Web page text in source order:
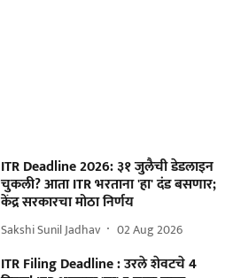
ITR Deadline 2026: ३१ जुलैची डेडलाइन
चुकली? आता ITR भरताना 'हा' दंड बसणार;
केंद्र सरकारचा मोठा निर्णय
Sakshi Sunil Jadhav 02 Aug 2026
ITR Filing Deadline : उरले शेवटचे 4